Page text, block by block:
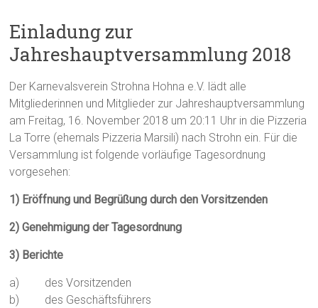
Einladung zur
Jahreshauptversammlung 2018
Der Karnevalsverein Strohna Hohna e.V. lädt alle
Mitgliederinnen und Mitglieder zur Jahreshauptversammlung
am Freitag, 16. November 2018 um 20:11 Uhr in die Pizzeria
La Torre (ehemals Pizzeria Marsili) nach Strohn ein. Für die
Versammlung ist folgende vorläufige Tagesordnung
vorgesehen:
1) Eröffnung und Begrüßung durch den Vorsitzenden
2) Genehmigung der Tagesordnung
3) Berichte
a) des Vorsitzenden
b) des Geschäftsführers